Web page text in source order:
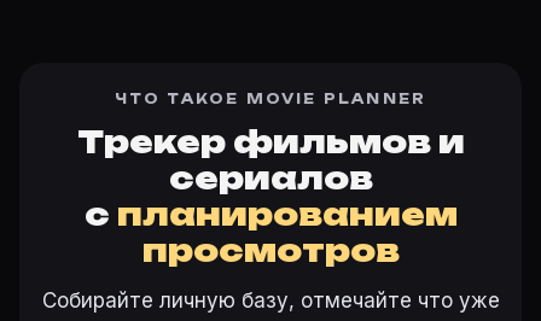
ЧТО ТАКОЕ MOVIE PLANNER
Трекер фильмов и
сериалов
с планированием
просмотров
Собирайте личную базу, отмечайте что уже